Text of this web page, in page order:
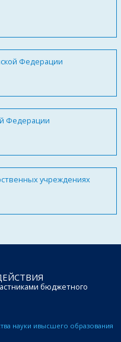
Федерации
Федерации
учреждениях
бюджетного
науки ивысшего образования